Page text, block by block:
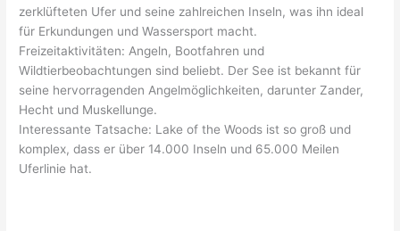
zerklüfteten Ufer und seine zahlreichen Inseln, was ihn ideal
für Erkundungen und Wassersport macht.
Freizeitaktivitäten: Angeln, Bootfahren und
Wildtierbeobachtungen sind beliebt. Der See ist bekannt für
seine hervorragenden Angelmöglichkeiten, darunter Zander,
Hecht und Muskellunge.
Interessante Tatsache: Lake of the Woods ist so groß und
komplex, dass er über 14.000 Inseln und 65.000 Meilen
Uferlinie hat.